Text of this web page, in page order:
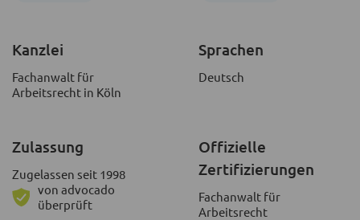
Kanzlei
Fachanwalt für
Arbeitsrecht in Köln
Sprachen
Deutsch
Zulassung
Zugelassen seit 1998
von advocado
überprüft
Offizielle
Zertifizierungen
Fachanwalt für
Arbeitsrecht